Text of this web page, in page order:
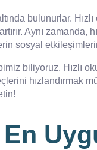
bulunurlar.
Aynı zamanda,
sosyal
biliyoruz. Hızlı
hızlandırmak